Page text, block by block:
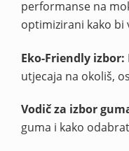
performanse na
optimizirani kako bi
Eko-Friendly izbor:
utjecaja na okoliš,
Vodič za izbor
guma i kako